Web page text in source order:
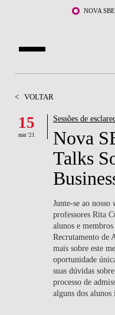
Saltar para o conteúdo principalNOVA
DOCENTES E
COMUNIDADE
WHAT'S HAPPENING
< VOLTAR
15
mar '21
Sessões de
Nova
Talks
Junte-se ao nosso
professores Rita
alunos e
Recrutamento de
mais sobre este
oportunidade
suas dúvidas
processo de
alguns dos